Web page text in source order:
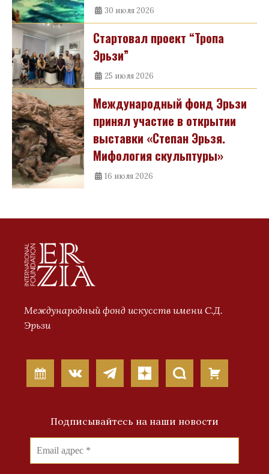
30 июля 2026
Стартовал проект “Тропа
Эрьзи”
25 июля 2026
Международный фонд Эрьзи
принял участие в открытии
выставки «Степан Эрьзя.
Мифология скульптуры»
16 июля 2026
Международный фонд искусств имени С.Д.
Эрьзи
Подписывайтесь на наши новости